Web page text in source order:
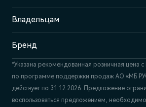
Отдел продаж и сервиса
+7 (831) 214-00-68
Владельцам
Бренд
*Указана рекомендованная розничная цена
по программе поддержки продаж АО «МБ
действует по 31.12.2026. Предложение
воспользоваться предложением,